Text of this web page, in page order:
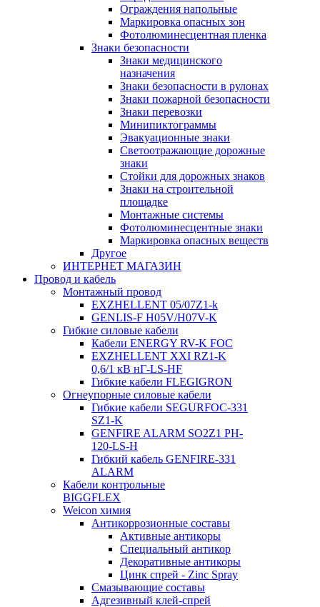
Ограждения напольные
Маркировка опасных зон
Фотолюминесцентная пленка
Знаки безопасности
Знаки медицинского
назначения
Знаки безопасности в рулонах
Знаки пожарной безопасности
Знаки перевозки
Минипиктограммы
Эвакуационные знаки
Светоотражающие дорожные
знаки
Стойки для дорожных знаков
Знаки на строительной
площадке
Монтажные системы
Фотолюминесцентные знаки
Маркировка опасных веществ
Другое
ИНТЕРНЕТ МАГАЗИН
Провод и кабель
Монтажный провод
EXZHELLENT 05/07Z1-k
GENLIS-F Н05V/H07V-K
Гибкие силовые кабели
Кабели ENERGY RV-K FOC
EXZHELLENT XXI RZ1-K
0,6/1 кВ нГ-LS-HF
Гибкие кабели FLEGIGRON
Огнеупорные силовые кабели
Гибкие кабели SEGURFOC-331
SZ1-K
GENFIRE ALARM SO2Z1 PH-
120-LS-H
Гибкий кабель GENFIRE-331
ALARM
Кабели контрольные
BIGGFLEX
Weicon химия
Антикоррозионные составы
Активные антикоры
Специальный антикор
Декоративные антикоры
Цинк спрей - Zinc Spray
Смазывающие составы
Адгезивный клей-спрей